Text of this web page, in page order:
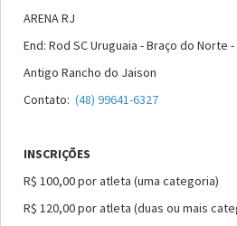
ARENA RJ
End: Rod SC Uruguaia - Braço do Norte -
Antigo Rancho do Jaison
Contato: (48) 99641-6327
INSCRIÇÕES
R$ 100,00 por atleta (uma categoria)
R$ 120,00 por atleta (duas ou mais